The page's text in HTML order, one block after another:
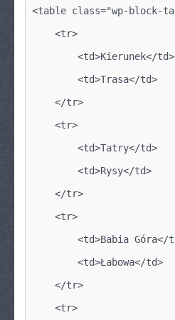
<table class="wp-block-
    <tr>
        <td>Kierunek</td>
        <td>Trasa</td>
    </tr>
    <tr>
        <td>Tatry</td>
        <td>Rysy</td>
    </tr>
    <tr>
<td>Babia Góra</
        <td>Łabowa</td>
    </tr>
    <tr>